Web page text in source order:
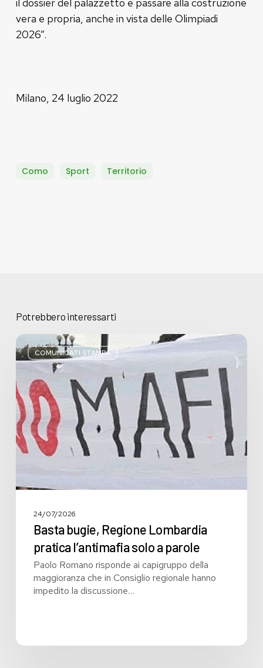
vera e propria, anche in vista delle Olimpiadi
2026”.
Milano, 24 luglio 2022
Como Sport Territorio
Potrebbero interessarti
COMUNICATI STAMPA
Basta
bugie,
Regione
Lombardia
pratica
l’antimafia
solo
a
parole
24/07/2026
Basta bugie, Regione Lombardia
pratica l’antimafia solo a parole
Paolo Romano risponde ai capigruppo della
maggioranza che in Consiglio regionale hanno
impedito la discussione…